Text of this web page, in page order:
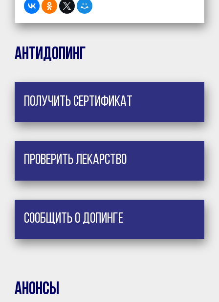
Антидопинг
Получить сертификат
Проверить лекарство
Сообщить о допинге
Анонсы